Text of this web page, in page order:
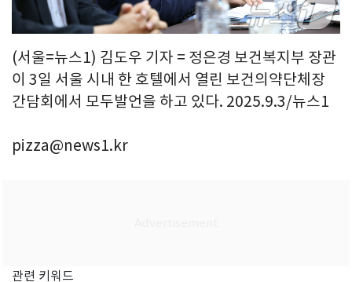
(서울=뉴스1) 김도우 기자 = 정은경 보건복지부 장관
이 3일 서울 시내 한 호텔에서 열린 보건의약단체장
간담회에서 모두발언을 하고 있다. 2025.9.3/뉴스1
pizza@news1.kr
관련 키워드